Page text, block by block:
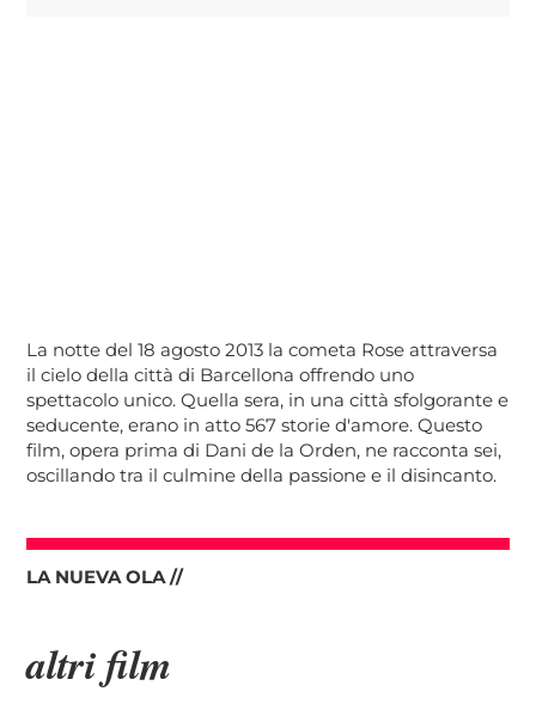
La notte del 18 agosto 2013 la cometa Rose attraversa
il cielo della città di Barcellona offrendo uno
spettacolo unico. Quella sera, in una città sfolgorante e
seducente, erano in atto 567 storie d'amore. Questo
film, opera prima di Dani de la Orden, ne racconta sei,
oscillando tra il culmine della passione e il disincanto.
LA NUEVA OLA //
altri film